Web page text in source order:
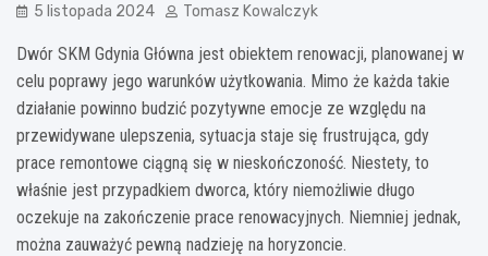
5 listopada 2024 Tomasz Kowalczyk
Dwór SKM Gdynia Główna jest obiektem renowacji, planowanej w
celu poprawy jego warunków użytkowania. Mimo że każda takie
działanie powinno budzić pozytywne emocje ze względu na
przewidywane ulepszenia, sytuacja staje się frustrująca, gdy
prace remontowe ciągną się w nieskończoność. Niestety, to
właśnie jest przypadkiem dworca, który niemożliwie długo
oczekuje na zakończenie prace renowacyjnych. Niemniej jednak,
można zauważyć pewną nadzieję na horyzoncie.